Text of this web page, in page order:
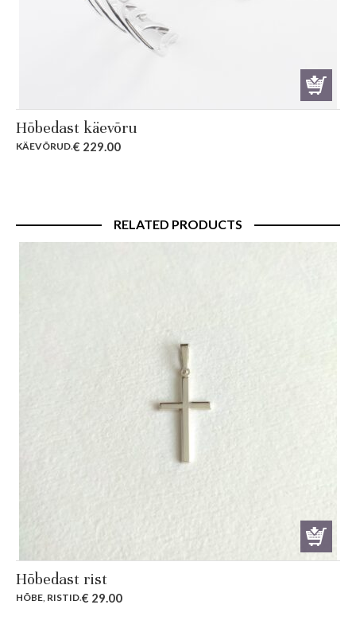
Hõbedast käevõru
KÄEVÕRUD.€ 229.00
RELATED PRODUCTS
Hõbedast rist
HÕBE, RISTID.€ 29.00